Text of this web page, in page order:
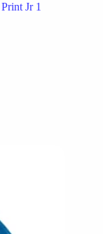
Jr 1